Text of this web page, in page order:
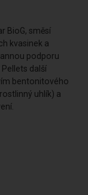
BioG, směsí
kvasinek a
podporu
další
bentonitového
uhlík) a